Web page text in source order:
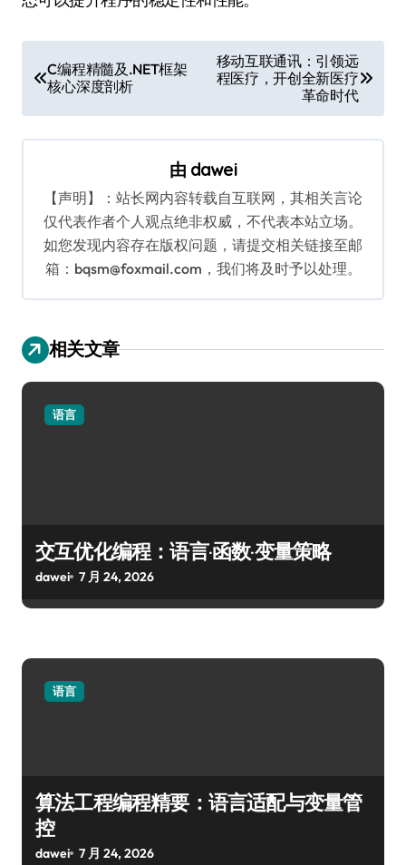
章
导
航
C编程精髓及.NET框架
核心深度剖析
移动互联通讯：引领远
程医疗，开创全新医疗
革命时代
由 dawei
【声明】：站长网内容转载自互联网，其相关言论
仅代表作者个人观点绝非权威，不代表本站立场。
如您发现内容存在版权问题，请提交相关链接至邮
箱：bqsm@foxmail.com，我们将及时予以处理。
相关文章
语言
交互优化编程：语言·函数·变量策略
dawei 7 月 24, 2026
语言
算法工程编程精要：语言适配与变量管
控
dawei 7 月 24, 2026